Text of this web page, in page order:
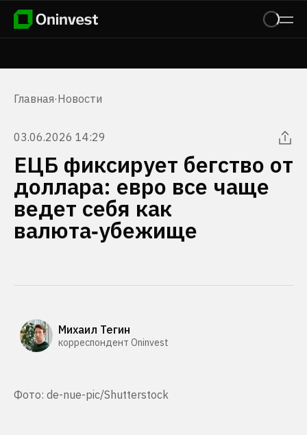
Главная·Новости
03.06.2026 14:29
ЕЦБ фиксирует бегство от
доллара: евро все чаще
ведет себя как
валюта‑убежище
Михаил Тегин
корреспондент Oninvest
Фото: de-nue-pic/Shutterstock